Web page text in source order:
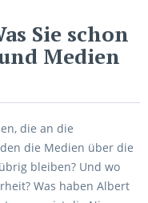
Sie schon
Medien
die an die
die Medien über die
bleiben? Und wo
Was haben Albert